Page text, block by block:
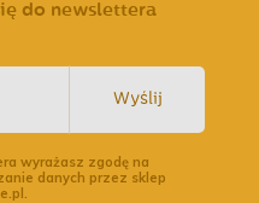
do newslettera
Wyślij
wyrażasz zgodę na
danych przez sklep